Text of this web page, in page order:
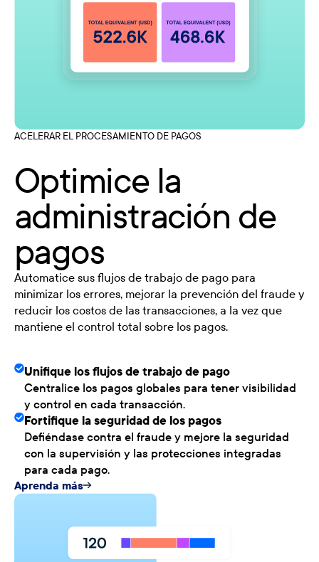
ACELERAR EL PROCESAMIENTO DE PAGOS
Optimice la
administración de
pagos
Automatice sus flujos de trabajo de pago para
minimizar los errores, mejorar la prevención del fraude y
reducir los costos de las transacciones, a la vez que
mantiene el control total sobre los pagos.
Unifique los flujos de trabajo de pago
Centralice los pagos globales para tener visibilidad
y control en cada transacción.
Fortifique la seguridad de los pagos
Defiéndase contra el fraude y mejore la seguridad
con la supervisión y las protecciones integradas
para cada pago.
Aprenda más